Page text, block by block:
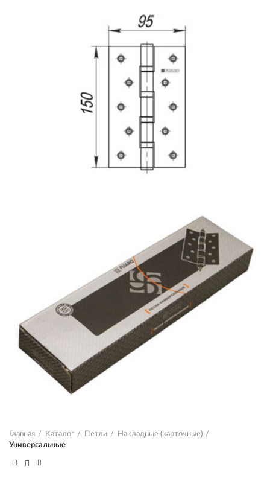
Главная Каталог Петли
Накладные (карточные)
Универсальные